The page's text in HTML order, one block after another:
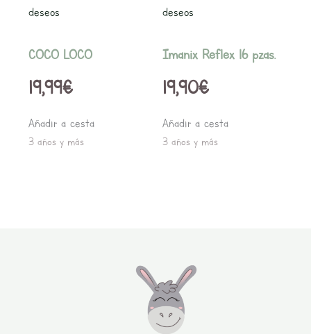
deseos
COCO LOCO
19,99€
Añadir a cesta
3 años y más
deseos
Imanix Reflex 16 pzas.
19,90€
Añadir a cesta
3 años y más